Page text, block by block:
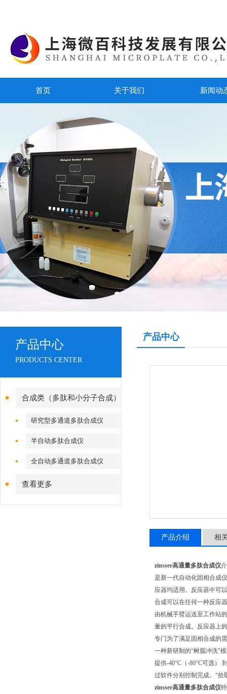
首页 关于我们 新闻动
产品中心
PRODUCTS CENTER
合成类（多肽和小分子合成）
研究型多通道多肽合成仪
半自动多肽合成仪
全自动多通道多肽合成仪
查看更多
产品中心
产品介绍 相
zinsser高通量多肽合成仪
是新一代自动化固相合成
应器均适用。反应器中可
合成可以在任何一种反应
由机械手臂运送至工作站
量的平行合成。反应器上
专门为了满足固相合成的
一种新研制的“树脂冲洗"
提供-40°C（-80°C可选）
过软件分别控制完成。“
zinsser高通量多肽合成仪